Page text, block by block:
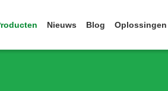
Nieuws Blog Oplossingen